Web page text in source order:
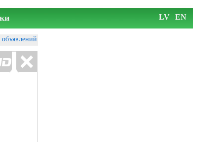
LV EN
объявлений